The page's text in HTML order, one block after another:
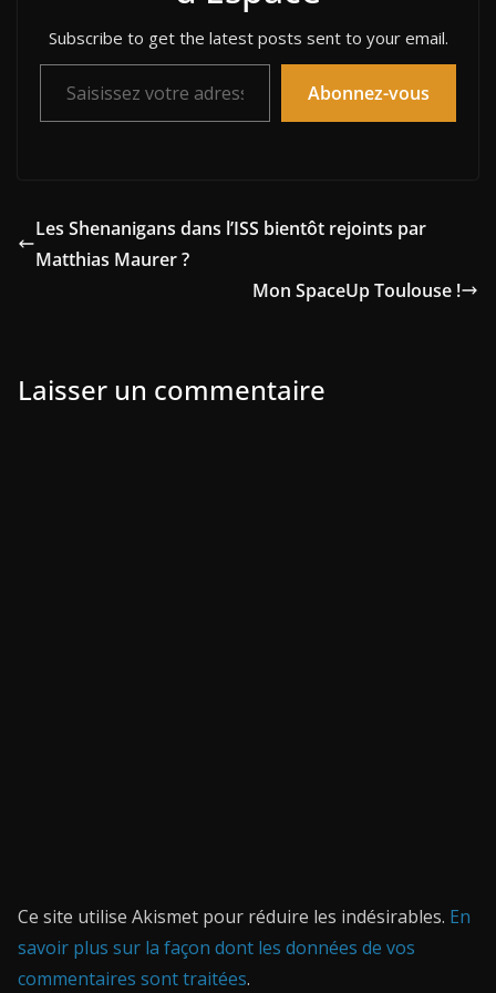
Subscribe to get the latest posts sent to your email.
Saisissez votre adresse e-mail…
Abonnez-vous
Les Shenanigans dans l’ISS bientôt rejoints par
Matthias Maurer ?
Mon SpaceUp Toulouse !
Laisser un commentaire
Ce site utilise Akismet pour réduire les indésirables. En
savoir plus sur la façon dont les données de vos
commentaires sont traitées.